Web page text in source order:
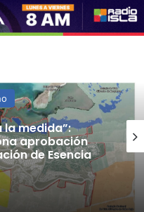
la medida”:
aprobación
de Esencia